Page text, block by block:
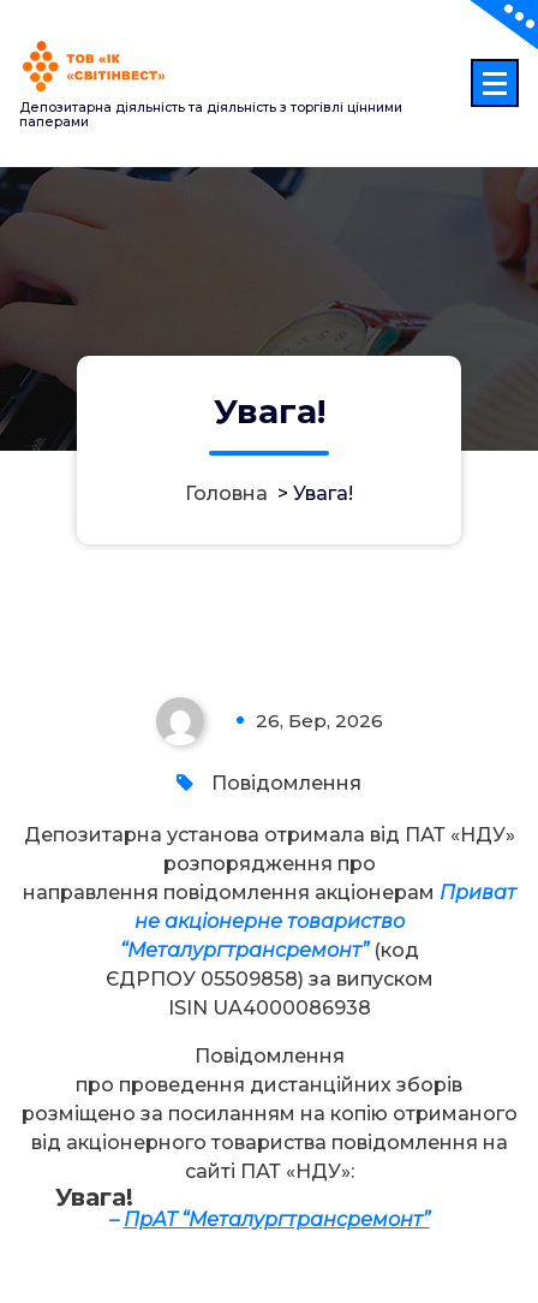
контенту
Депозитарна діяльність та діяльність з торгівлі цінними
паперами
Увага!
Головна > Увага!
26, Бер, 2026
Повідомлення
Увага!
Депозитарна установа отримала від ПАТ «НДУ»
розпорядження про
направлення повідомлення акціонерам Приват
не акціонерне товариство
“Металургтрансремонт” (код
ЄДРПОУ 05509858) за випуском
ISIN UA4000086938
Повідомлення
про проведення дистанційних зборів
розміщено за посиланням на копію отриманого
від акціонерного товариства повідомлення на
сайті ПАТ «НДУ»:
– ПрАТ “Металургтрансремонт”